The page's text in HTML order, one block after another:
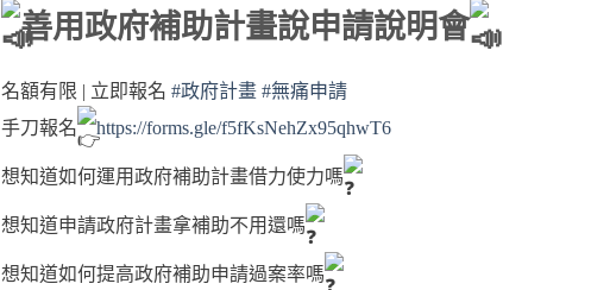
善用政府補助計畫說申請說明會
名額有限 | 立即報名 #政府計畫 #無痛申請
手刀報名
https://forms.gle/f5fKsNehZx95qhwT6
想知道如何運用政府補助計畫借力使力嗎
想知道申請政府計畫拿補助不用還嗎
想知道如何提高政府補助申請過案率嗎